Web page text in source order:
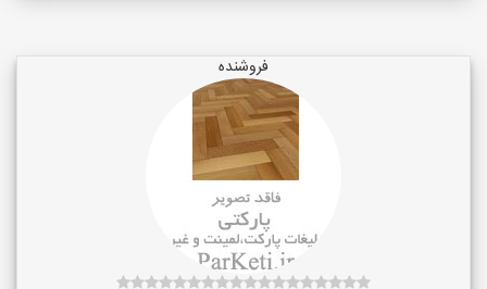
فروشنده